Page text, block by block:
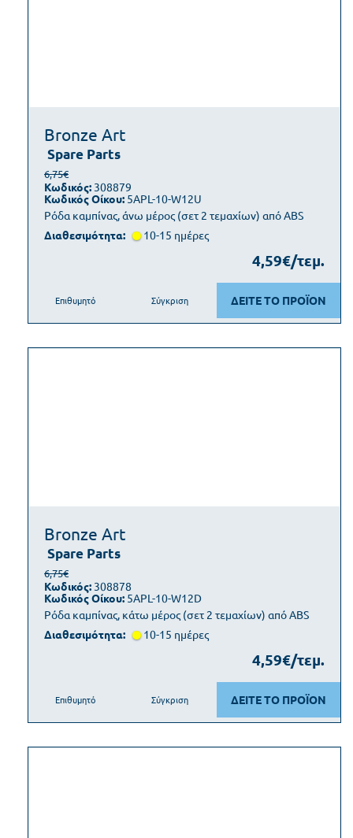
Bronze Art
Spare Parts
Ρόδα καμπίνας, άνω μέρος (σετ 2 τεμαχίων) από ABS
6,75€
Κωδικός: 308879
Κωδικός Οίκου: 5APL-10-W12U
Διαθεσιμότητα: 10-15 ημέρες
4,59€/τεμ.
ΔΕΙΤΕ ΤΟ ΠΡΟΪΟΝ
Επιθυμητό Σύγκριση
Bronze Art
Spare Parts
Ρόδα καμπίνας, κάτω μέρος (σετ 2 τεμαχίων) από ABS
6,75€
Κωδικός: 308878
Κωδικός Οίκου: 5APL-10-W12D
Διαθεσιμότητα: 10-15 ημέρες
4,59€/τεμ.
ΔΕΙΤΕ ΤΟ ΠΡΟΪΟΝ
Επιθυμητό Σύγκριση